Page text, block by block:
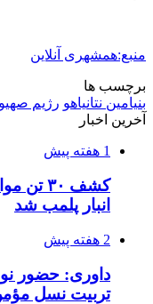
منبع:همشهری آنلاین
برچسب ها
بنیامین نتانیاهو رژيم
آخرین اخبار
1 هفته پیش
کشف ۳۰
انبار پلمب شد
2 هفته پیش
داوری: حضور
تربیت نسل